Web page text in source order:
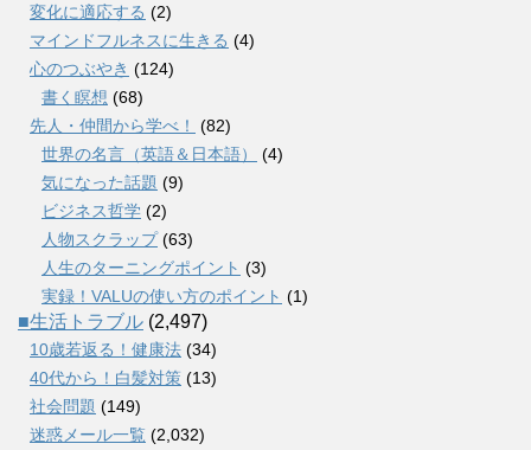
変化に適応する (2)
マインドフルネスに生きる (4)
心のつぶやき (124)
書く瞑想 (68)
先人・仲間から学べ！
(82)
世界の名言（英語＆日本語）
(4)
気になった話題 (9)
ビジネス哲学 (2)
人物スクラップ(63)
人生のターニングポイント (3)
実録！VALUの使い方のポイント (1)
■生活トラブル (2,497)
10歳若返る！健康法 (34)
40代から！白髪対策 (13)
社会問題 (149)
迷惑メール一覧 (2,032)